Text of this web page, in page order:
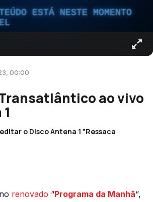
ESTÁ NESTE MOMENTO
00:00
ao vivo
o Disco Antena 1 "Ressaca
renovado “Programa da Manhã“,